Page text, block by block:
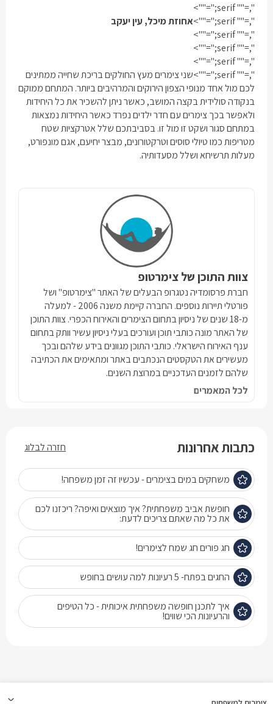
",="" serif;"="">
",="" serif;"="">
אחוזת מיכל, עין יעקב
",="" serif;"="">
",="" serif;"="">
",="" serif;"="">
",="" serif;"="">
שני צימרים מעץ החולקים בריכת שחייה ממתינים
לכם מול אחד מנופי הצפון הירוקים והמרהיבים ביותר. המתחם ממוקם
בנקודה סולידית בקצה המושב, כאשר ניתן להשכיר את כל היחידות
ולאפשר בכךצימרים עם חדר ילדים נפרדכאשר היחידות נמצאות
במתחם סגור ושקט זו מול זו. בסביבתכם שלל אטרקציות שטח
מטריפות כמו טיולי סוסים וטרקטורונים, מבצר יחיעם, אגם מונפורט,
מעלות תרשיחא ושלל מסעדותיה.
צוות התוכן של צימרטופ
חברת פרסומדיה נטגרופ הבעלים של האתר "צימרטופ" ושל
פורטלי תיירות נוספים. החברה קיימת משנה 2006 - למעלה
מ-18 שנים של ניסיון בתחום הצימרים והאירוח הכפרי. צוות התוכן
של האתר מונה כותבי תוכן ועורכים בעלי ניסיון עשיר וותק בתחום
ענף האירוח הישראלי. כותבי התוכן מגוונים בידע שלהם ובכך
מעשירים את הטקסטים הנכתבים באתר ומתאימים את הכתיבה
שלהם לזמנים העדכניים במרוצת השנים.
לכל המאמרים
כתבות אחרונות
משחקים במים בצימרים - עכשיו זה זמן משפחה!
חופשת אביב משפחתית? איך מוצאים ואיפה? ריכזנו לכם
את כל מה שאתם צריכים לדעת:
חג פורים חג שמח לצימרים!
החגים בפתח- 5 רעיונות למה עושים בחופש
איך לתכנן חופשה משפחתית איכותית - כל הטיפים
והרעיונות הכי שווים!
חזרה לבלוג